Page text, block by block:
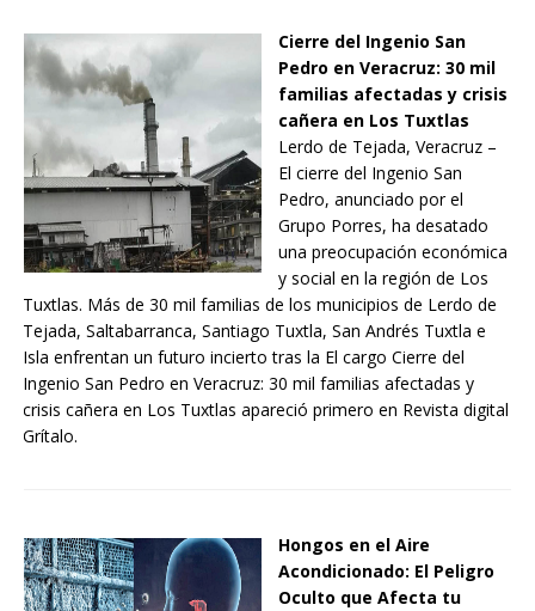
Cierre del Ingenio San
Pedro en Veracruz: 30 mil
familias afectadas y crisis
cañera en Los Tuxtlas
Lerdo de Tejada, Veracruz –
El cierre del Ingenio San
Pedro, anunciado por el
Grupo Porres, ha desatado
una preocupación económica
y social en la región de Los
Tuxtlas. Más de 30 mil familias de los municipios de Lerdo de
Tejada, Saltabarranca, Santiago Tuxtla, San Andrés Tuxtla e
Isla enfrentan un futuro incierto tras la El cargo Cierre del
Ingenio San Pedro en Veracruz: 30 mil familias afectadas y
crisis cañera en Los Tuxtlas apareció primero en Revista digital
Grítalo.
Hongos en el Aire
Acondicionado: El Peligro
Oculto que Afecta tu